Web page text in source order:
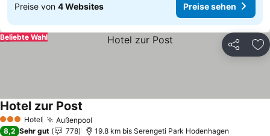
Preise von 4 Websites Preise sehen
Teilen
Beliebte Wahl
3 SterneHotel Außenpool
Hotel zur Post
8,2 Sehr gut 778 19.8 km bis Serengeti Park Hodenhagen